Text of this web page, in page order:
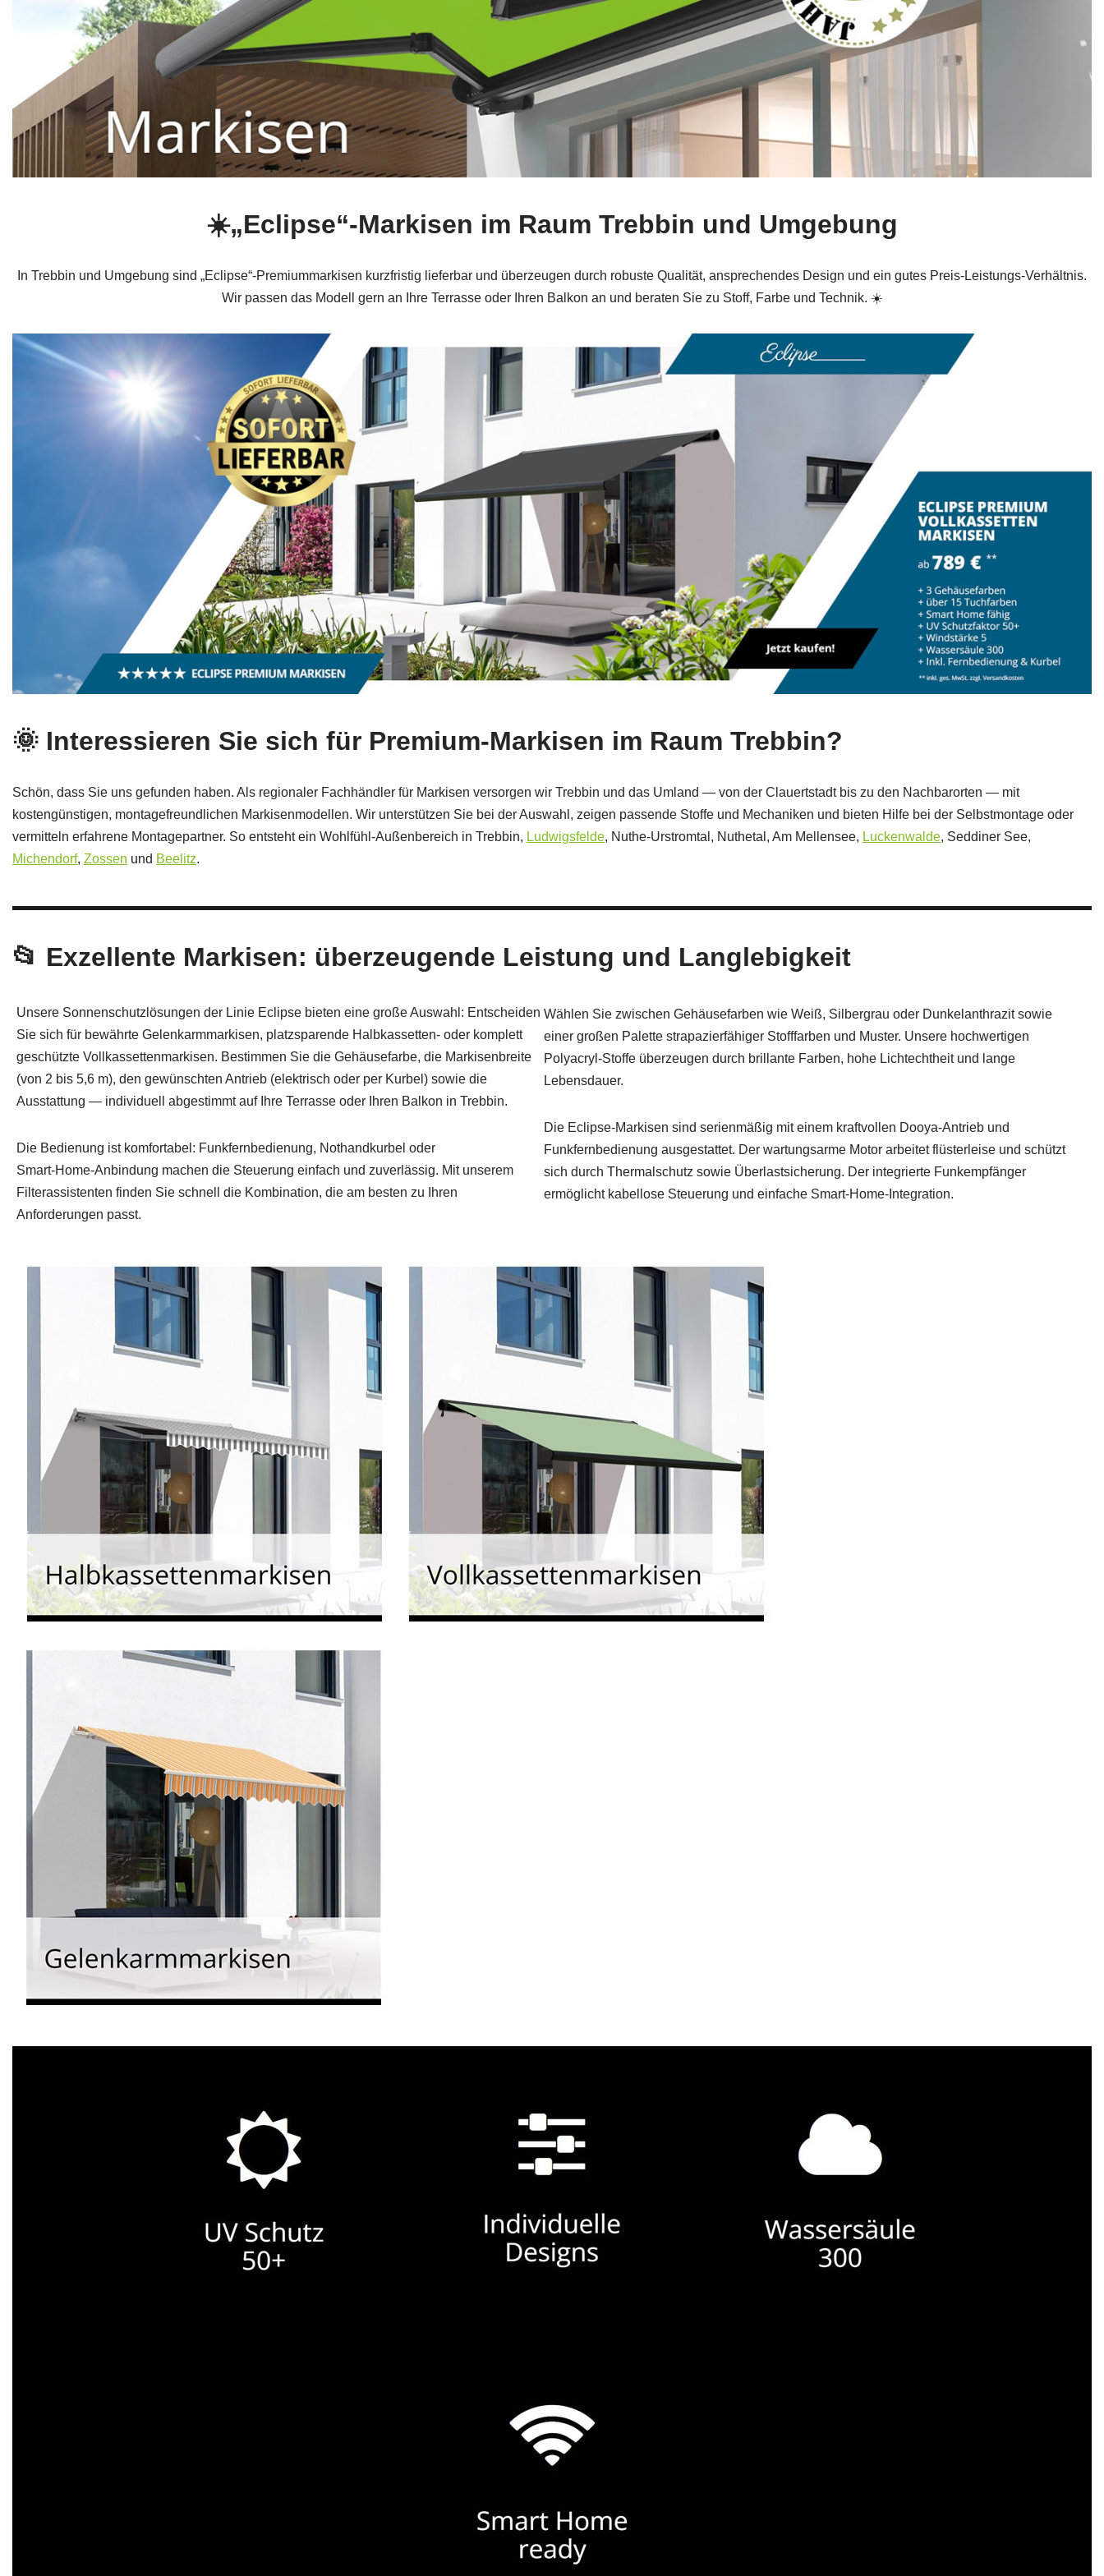
☀️„Eclipse“-Markisen im Raum Trebbin und Umgebung
In Trebbin und Umgebung sind „Eclipse“-Premiummarkisen kurzfristig lieferbar und überzeugen durch robuste Qualität, ansprechendes Design und ein gutes Preis‑Leistungs‑Verhältnis.
Wir passen das Modell gern an Ihre Terrasse oder Ihren Balkon an und beraten Sie zu Stoff, Farbe und Technik. ☀️
🌞 Interessieren Sie sich für Premium‑Markisen im Raum Trebbin?
Schön, dass Sie uns gefunden haben. Als regionaler Fachhändler für Markisen versorgen wir Trebbin und das Umland — von der Clauertstadt bis zu den Nachbarorten — mit
kostengünstigen, montagefreundlichen Markisenmodellen. Wir unterstützen Sie bei der Auswahl, zeigen passende Stoffe und Mechaniken und bieten Hilfe bei der Selbstmontage oder
vermitteln erfahrene Montagepartner. So entsteht ein Wohlfühl-Außenbereich in Trebbin, Ludwigsfelde, Nuthe-Urstromtal, Nuthetal, Am Mellensee, Luckenwalde, Seddiner See,
Michendorf, Zossen und Beelitz.
📂 Exzellente Markisen: überzeugende Leistung und Langlebigkeit
Unsere Sonnenschutzlösungen der Linie Eclipse bieten eine große Auswahl: Entscheiden
Sie sich für bewährte Gelenkarmmarkisen, platzsparende Halbkassetten- oder komplett
geschützte Vollkassettenmarkisen. Bestimmen Sie die Gehäusefarbe, die Markisenbreite
(von 2 bis 5,6 m), den gewünschten Antrieb (elektrisch oder per Kurbel) sowie die
Ausstattung — individuell abgestimmt auf Ihre Terrasse oder Ihren Balkon in Trebbin.
Die Bedienung ist komfortabel: Funkfernbedienung, Nothandkurbel oder
Smart‑Home‑Anbindung machen die Steuerung einfach und zuverlässig. Mit unserem
Filterassistenten finden Sie schnell die Kombination, die am besten zu Ihren
Anforderungen passt.
Wählen Sie zwischen Gehäusefarben wie Weiß, Silbergrau oder Dunkelanthrazit sowie
einer großen Palette strapazierfähiger Stofffarben und Muster. Unsere hochwertigen
Polyacryl‑Stoffe überzeugen durch brillante Farben, hohe Lichtechtheit und lange
Lebensdauer.
Die Eclipse‑Markisen sind serienmäßig mit einem kraftvollen Dooya‑Antrieb und
Funkfernbedienung ausgestattet. Der wartungsarme Motor arbeitet flüsterleise und schützt
sich durch Thermalschutz sowie Überlastsicherung. Der integrierte Funkempfänger
ermöglicht kabellose Steuerung und einfache Smart‑Home‑Integration.